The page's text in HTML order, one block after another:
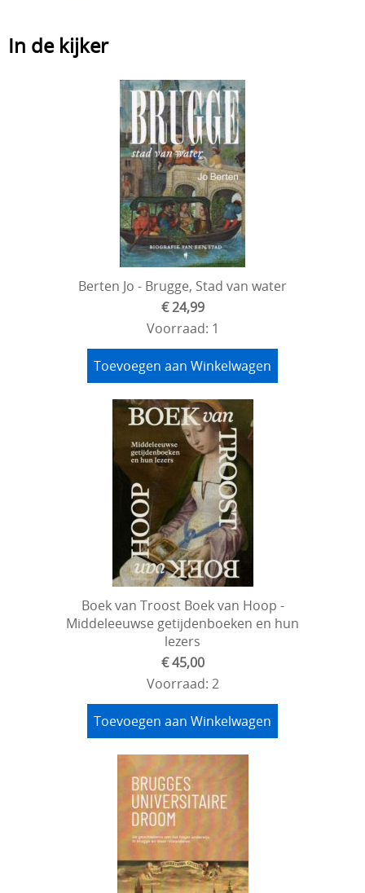
In de kijker
Berten Jo - Brugge, Stad van water
€ 24,99
Voorraad: 1
Toevoegen aan Winkelwagen
Boek van Troost Boek van Hoop -
Middeleeuwse getijdenboeken en hun
lezers
€ 45,00
Voorraad: 2
Toevoegen aan Winkelwagen